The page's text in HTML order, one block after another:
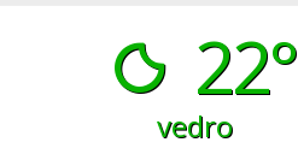
22°
vedro